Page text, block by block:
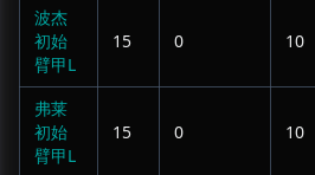
波杰
初始
臂甲L
15 0 10
弗莱
初始
臂甲L
15 0 10